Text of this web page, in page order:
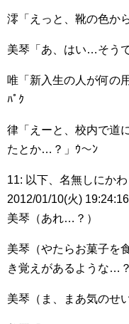
澪「えっと、靴の色か
美琴「あ、はい…そうで
唯「新入生の人が何の
ﾊﾟｸ
律「えーと、校内で道
たとか…？」ｳ～ﾝ
11: 以下、名無しにか
2012/01/10(火)
美琴（あれ…？）
美琴（やたらお菓子を
き覚えがあるような…？
美琴（ま、まあ気のせ